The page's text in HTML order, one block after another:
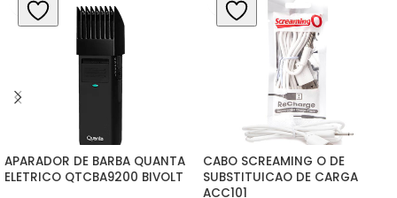
APARADOR DE BARBA QUANTA
ELETRICO QTCBA9200 BIVOLT
CABO SCREAMING O DE
SUBSTITUICAO DE CARGA
ACC101